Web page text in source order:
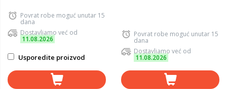
Povrat robe moguć unutar 15
dana
Dostavljamo već od
11.08.2026
Usporedite proizvod
Povrat robe moguć unutar 15
dana
Dostavljamo već od
11.08.2026